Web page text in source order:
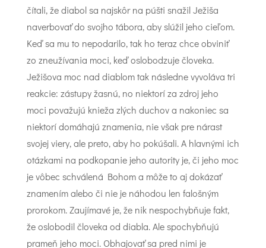
čítali, že diabol sa najskôr na púšti snažil Ježiša
naverbovať do svojho tábora, aby slúžil jeho cieľom.
Keď sa mu to nepodarilo, tak ho teraz chce obviniť
zo zneužívania moci, keď oslobodzuje človeka.
Ježišova moc nad diablom tak následne vyvoláva tri
reakcie: zástupy žasnú, no niektorí za zdroj jeho
moci považujú knieža zlých duchov a nakoniec sa
niektorí domáhajú znamenia, nie však pre nárast
svojej viery, ale preto, aby ho pokúšali. A hlavnými ich
otázkami na podkopanie jeho autority je, či jeho moc
je vôbec schválená Bohom a môže to aj dokázať
znamením alebo či nie je náhodou len falošným
prorokom. Zaujímavé je, že nik nespochybňuje fakt,
že oslobodil človeka od diabla. Ale spochybňujú
prameň jeho moci. Obhajovať sa pred nimi je